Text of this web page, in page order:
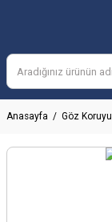
Anasayfa Göz